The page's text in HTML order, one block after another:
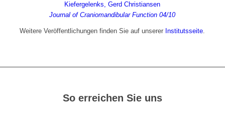
Kiefergelenks, Gerd Christiansen
Journal of Craniomandibular Function 04/10
Weitere Veröffentlichungen finden Sie auf unserer Institutsseite
So erreichen Sie uns